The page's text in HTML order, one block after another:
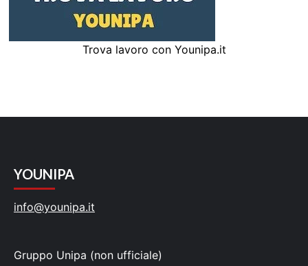
Trova lavoro con Younipa.it
YOUNIPA
info@younipa.it
Gruppo Unipa (non ufficiale)